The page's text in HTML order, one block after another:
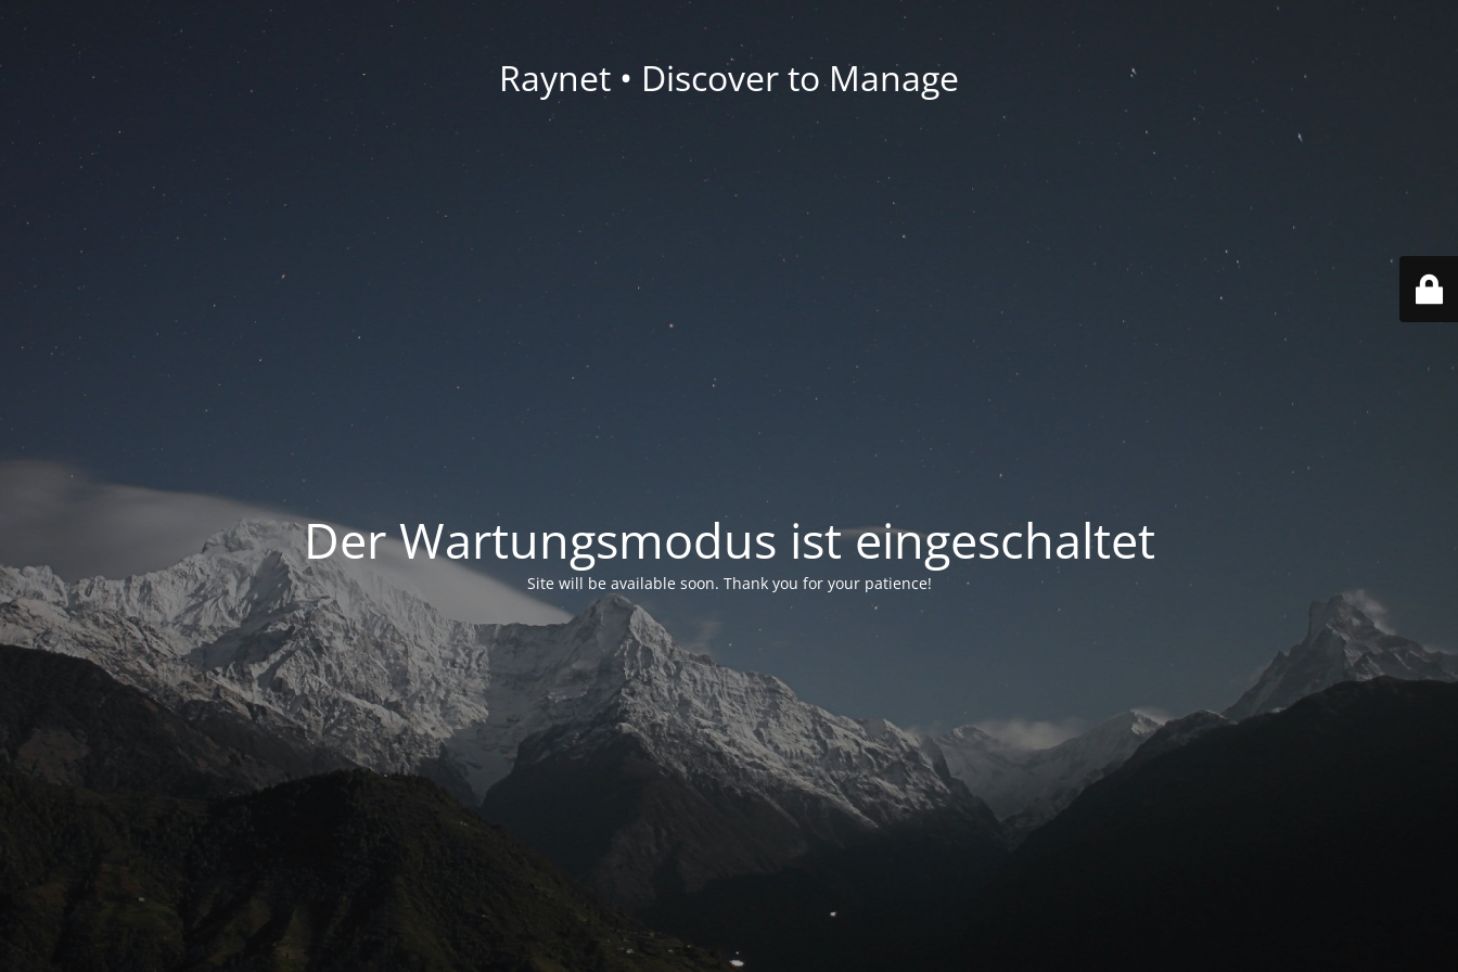
Raynet • Discover to Manage
Der Wartungsmodus ist eingeschaltet
Site will be available soon. Thank you for your patience!